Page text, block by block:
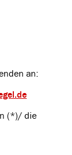
an:
(*)/ die